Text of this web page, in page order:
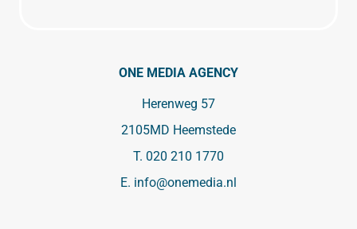
ONE MEDIA AGENCY
Herenweg 57
2105MD Heemstede
T. 020 210 1770
E. info@onemedia.nl